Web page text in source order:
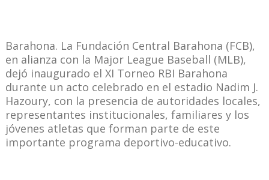
Barahona. La Fundación Central Barahona (FCB),
en alianza con la Major League Baseball (MLB),
dejó inaugurado el XI Torneo RBI Barahona
durante un acto celebrado en el estadio Nadim J.
Hazoury, con la presencia de autoridades locales,
representantes institucionales, familiares y los
jóvenes atletas que forman parte de este
importante programa deportivo-educativo.